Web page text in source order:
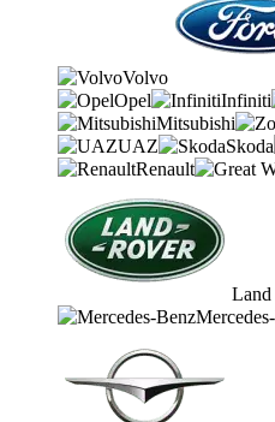
Volvo
Opel
Infiniti
Mitsubishi
UAZ
Skoda
Renault
Land